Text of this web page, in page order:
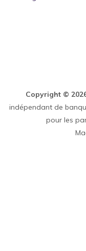
Copyright ©
indépendant de
pour les